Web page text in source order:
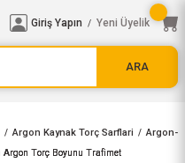
ARA
Giriş Yapın / Yeni Üyelik
Argon Kaynak Torç Sarflari Argon-